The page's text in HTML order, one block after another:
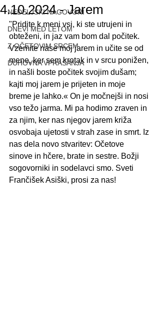
NEDELJSKI NAGOVORI
DNEVI MED LETOM
Z OČETOVIM SRCEM
DUHOVNA VPRAŠANJA
4.10.2024 - Jarem
"Pridite k meni vsi, ki ste utrujeni in
obteženi, in jaz vam bom dal počitek.
Vzemite nase moj jarem in učite se od
mene, ker sem krotak in v srcu ponižen,
in našli boste počitek svojim dušam;
kajti moj jarem je prijeten in moje
breme je lahko.« On je močnejši in nosi
vso težo jarma. Mi pa hodimo zraven in
za njim, ker nas njegov jarem križa
osvobaja ujetosti v strah zase in smrt. Iz
nas dela novo stvaritev: Očetove
sinove in hčere, brate in sestre. Božji
sogovorniki in sodelavci smo. Sveti
Frančišek Asiški, prosi za nas!